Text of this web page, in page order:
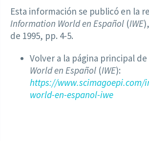
Esta información se publicó en la
Information World en Español (IWE
de 1995, pp. 4-5.
Volver a la página principal de
World en Español (IWE):
https://www.scimagoepi.com/
world-en-espanol-iwe